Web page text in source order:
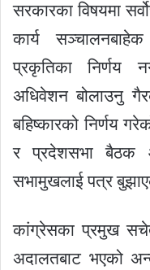
सरकारका विषयमा
कार्य
प्रकृतिका निर्णय
अधिवेशन बोलाउनु
बहिष्कारको निर्णय
र प्रदेशसभा बैठक
सभामुखलाई पत्र
कांग्रेसका प्रमुख
अदालतबाट भएको